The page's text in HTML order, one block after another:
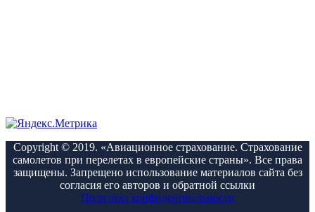
Copyright © 2019. «Авиационное страхование. Страхование
самолетов при перелетах в европейские страны». Все права
защищены. Запрещено использование материалов сайта без
согласия его авторов и обратной ссылки
Политика конфиденциальности